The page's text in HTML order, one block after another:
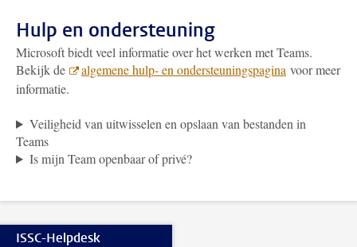
Hulp en ondersteuning
Microsoft biedt veel informatie over het werken met Teams.
Bekijk de
algemene hulp- en ondersteuningspagina voor meer
informatie.
Veiligheid van uitwisselen en opslaan van bestanden in
Teams
Is mijn Team openbaar of privé?
ISSC-Helpdesk